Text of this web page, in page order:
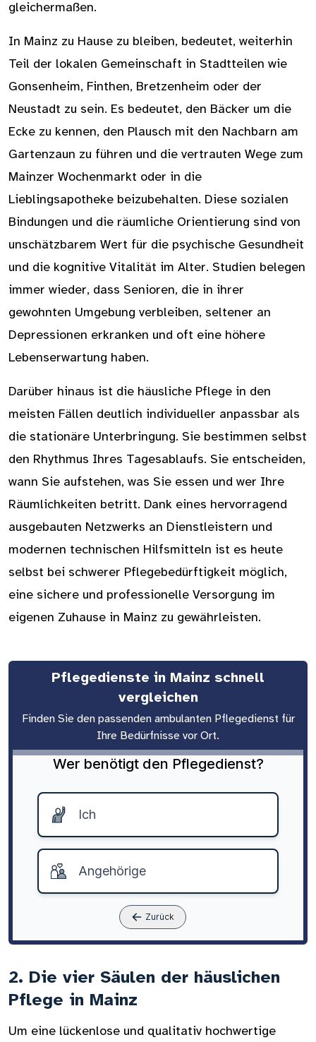
gleichermaßen.
In Mainz zu Hause zu bleiben, bedeutet, weiterhin
Teil der lokalen Gemeinschaft in Stadtteilen wie
Gonsenheim, Finthen, Bretzenheim oder der
Neustadt zu sein. Es bedeutet, den Bäcker um die
Ecke zu kennen, den Plausch mit den Nachbarn am
Gartenzaun zu führen und die vertrauten Wege zum
Mainzer Wochenmarkt oder in die
Lieblingsapotheke beizubehalten. Diese sozialen
Bindungen und die räumliche Orientierung sind von
unschätzbarem Wert für die psychische Gesundheit
und die kognitive Vitalität im Alter. Studien belegen
immer wieder, dass Senioren, die in ihrer
gewohnten Umgebung verbleiben, seltener an
Depressionen erkranken und oft eine höhere
Lebenserwartung haben.
Darüber hinaus ist die häusliche Pflege in den
meisten Fällen deutlich individueller anpassbar als
die stationäre Unterbringung. Sie bestimmen selbst
den Rhythmus Ihres Tagesablaufs. Sie entscheiden,
wann Sie aufstehen, was Sie essen und wer Ihre
Räumlichkeiten betritt. Dank eines hervorragend
ausgebauten Netzwerks an Dienstleistern und
modernen technischen Hilfsmitteln ist es heute
selbst bei schwerer Pflegebedürftigkeit möglich,
eine sichere und professionelle Versorgung im
eigenen Zuhause in Mainz zu gewährleisten.
Pflegedienste in Mainz schnell
vergleichen
Finden Sie den passenden ambulanten Pflegedienst für
Ihre Bedürfnisse vor Ort.
Wer benötigt den Pflegedienst?
Ich
Angehörige
Zurück
2. Die vier Säulen der häuslichen
Pflege in Mainz
Um eine lückenlose und qualitativ hochwertige